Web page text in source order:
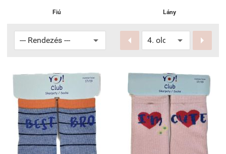
Fiú Lány
 